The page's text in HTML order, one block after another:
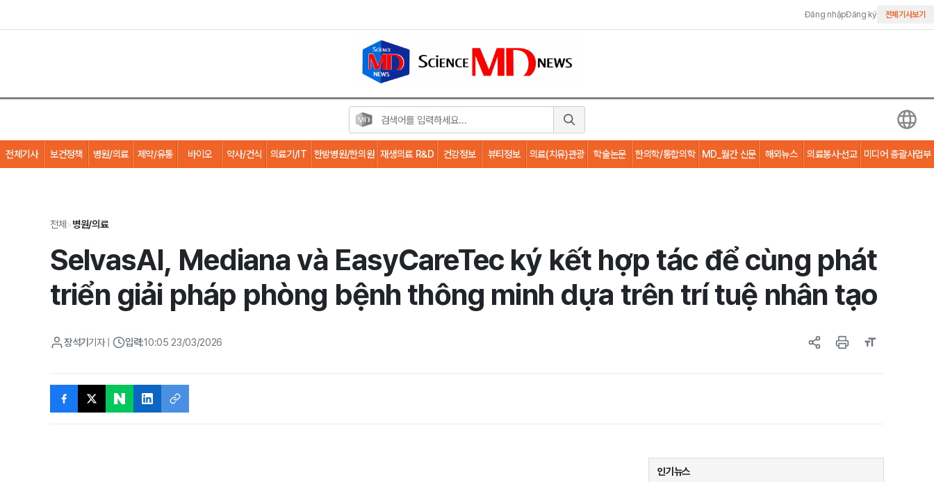
Đăng nhậpĐăng ký 전체기사보기
전체기사 보건정책 병원/의료 제약/유통 바이오 약사/건식 의료기/IT 한방병원/한의원 재생의료 R&D 건강정보 뷰티정보 의료(치유)관광 학술논문 한의학/통합의학 MD_월간 신문 해외뉴스 의료봉사·선교 미디어 총괄사업부
전체>병원/의료
SelvasAI, Mediana và EasyCareTec ký kết hợp tác để cùng phát
triển giải pháp phòng bệnh thông minh dựa trên trí tuệ nhân tạo
장석기 기자 입력:10:05 23/03/2026
인기뉴스